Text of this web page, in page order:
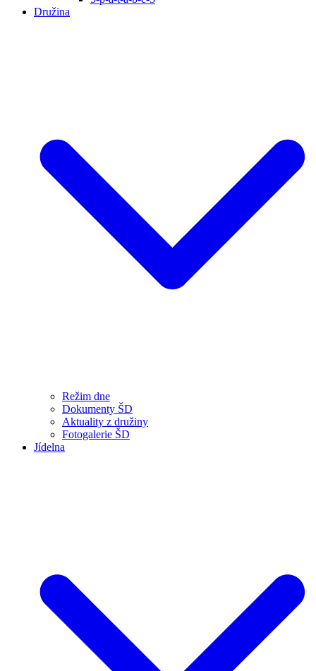
Družina
Režim dne
Dokumenty ŠD
Aktuality z družiny
Fotogalerie ŠD
Jídelna